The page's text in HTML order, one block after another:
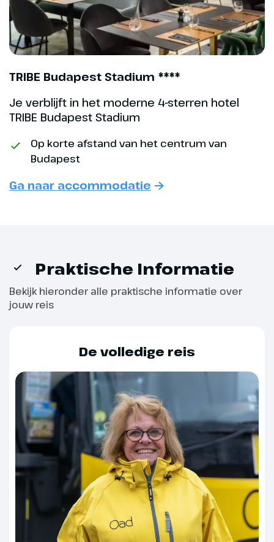
Dag 5
Tweede Kerstdag -
besteding en je kan tot 11:00 uur
verkennen we, het stadsdeel
prachtige bezienswaardigheden
zoals de Matthiaskerk en het
Vissersbastion. Vanavond
dineren we in een sfeervol
restaurant in het centrum.
Aansluitend genieten we van
een boottocht over de Donau en
zien we Budapest vanaf het
water.
Hoogtepunt
Avondcruise over de
Donau
TRIBE Budapest Stadium ****
Je verblijft in het moderne 4-sterren hotel
TRIBE Budapest Stadium
Op korte afstand van het centrum van
Budapest
Ga naar accommodatie
Praktische Informatie
Bekijk hieronder alle praktische informatie over
jouw reis
De volledige reis